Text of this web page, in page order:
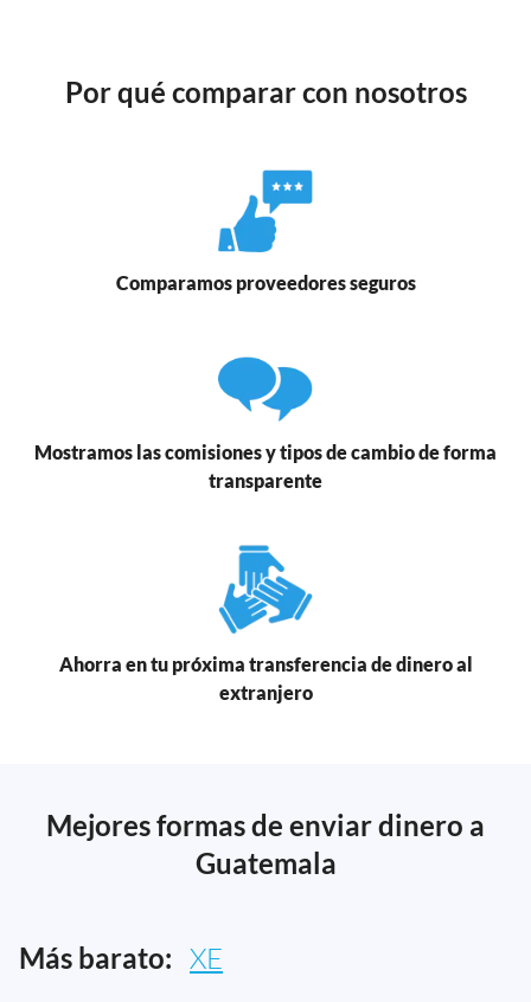
Por qué comparar con nosotros
Comparamos proveedores seguros
Mostramos las comisiones y tipos de cambio de forma
transparente
Ahorra en tu próxima transferencia de dinero al
extranjero
Mejores formas de enviar dinero a
Guatemala
Más barato: XE